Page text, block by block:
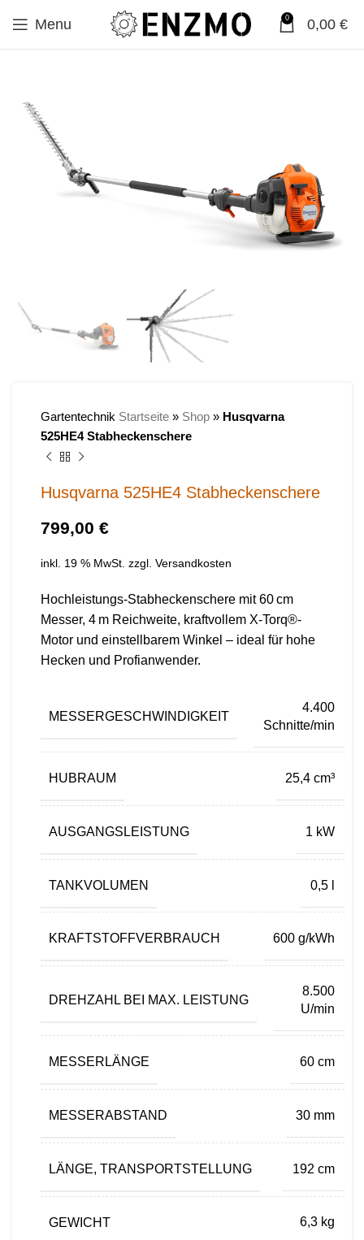
Menu 0 0,00 €
Gartentechnik Startseite » Shop » Husqvarna
525HE4 Stabheckenschere
Husqvarna 525HE4 Stabheckenschere
€
inkl. 19 % MwSt. zzgl. Versandkosten
Hochleistungs-Stabheckenschere mit 60 cm
Messer, 4 m Reichweite, kraftvollem X-Torq®-
Motor und einstellbarem Winkel – ideal für hohe
Hecken und Profianwender.
MESSERGESCHWINDIGKEIT
4.400
Schnitte/min
HUBRAUM 25,4 cm³
AUSGANGSLEISTUNG 1 kW
TANKVOLUMEN 0,5 l
KRAFTSTOFFVERBRAUCH 600 g/kWh
DREHZAHL BEI MAX. LEISTUNG
8.500
U/min
MESSERLÄNGE 60 cm
MESSERABSTAND 30 mm
LÄNGE, TRANSPORTSTELLUNG 192 cm
GEWICHT 6,3 kg